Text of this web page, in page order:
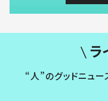
ラ
“人”のグッドニュー